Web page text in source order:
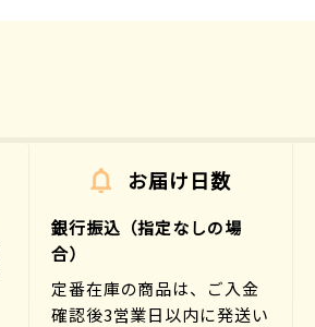
お届け日数
銀行振込（指定なしの場
合）
定番在庫の商品は、ご入金
確認後3営業日以内に発送い